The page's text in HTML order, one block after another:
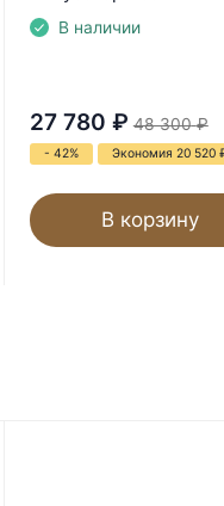
В наличии
27 780 ₽ 48 300 ₽
- 42% Экономия 20 520
В корзину